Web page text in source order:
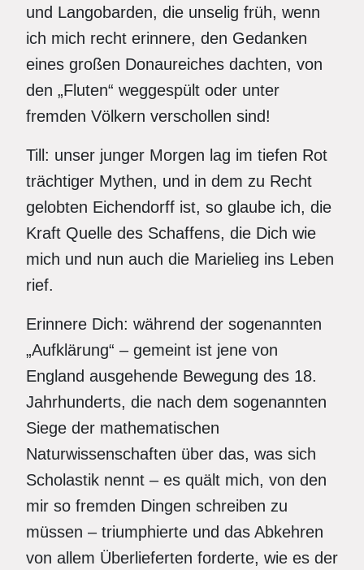
und Langobarden, die unselig früh, wenn
ich mich recht erinnere, den Gedanken
eines großen Donaureiches dachten, von
den „Fluten“ weggespült oder unter
fremden Völkern verschollen sind!
Till: unser junger Morgen lag im tiefen Rot
trächtiger Mythen, und in dem zu Recht
gelobten Eichendorff ist, so glaube ich, die
Kraft Quelle des Schaffens, die Dich wie
mich und nun auch die Marielieg ins Leben
rief.
Erinnere Dich: während der sogenannten
„Aufklärung“ – gemeint ist jene von
England ausgehende Bewegung des 18.
Jahrhunderts, die nach dem sogenannten
Siege der mathematischen
Naturwissenschaften über das, was sich
Scholastik nennt – es quält mich, von den
mir so fremden Dingen schreiben zu
müssen – triumphierte und das Abkehren
von allem Überlieferten forderte, wie es der